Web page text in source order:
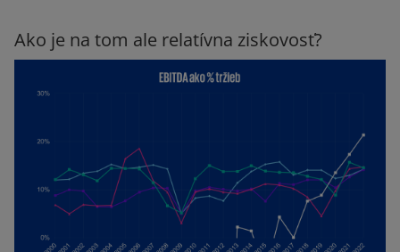
Ako je na tom ale relatívna ziskovosť?